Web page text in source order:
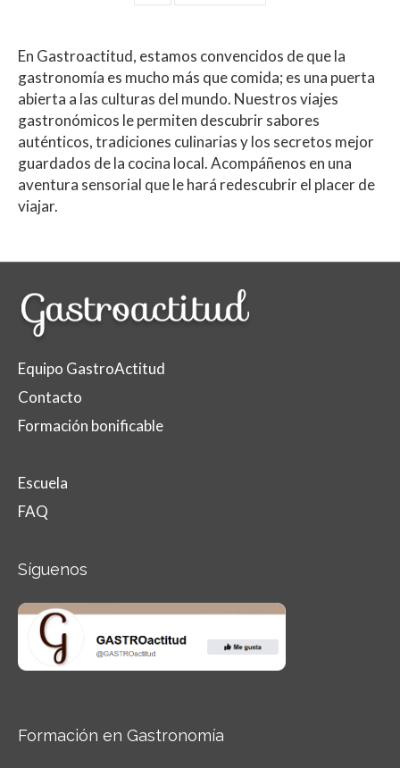
En Gastroactitud, estamos convencidos de que la
gastronomía es mucho más que comida; es una puerta
abierta a las culturas del mundo. Nuestros viajes
gastronómicos le permiten descubrir sabores
auténticos, tradiciones culinarias y los secretos mejor
guardados de la cocina local. Acompáñenos en una
aventura sensorial que le hará redescubrir el placer de
viajar.
Equipo GastroActitud
Contacto
Formación bonificable
Escuela
FAQ
Síguenos
Formación en Gastronomía